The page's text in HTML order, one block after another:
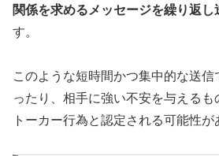
関係を求めるメッセージを繰り返し
す。
このような短時間かつ集中的な送
ったり、相手に強い不安を与えるも
トーカー行為と認定される可能性が